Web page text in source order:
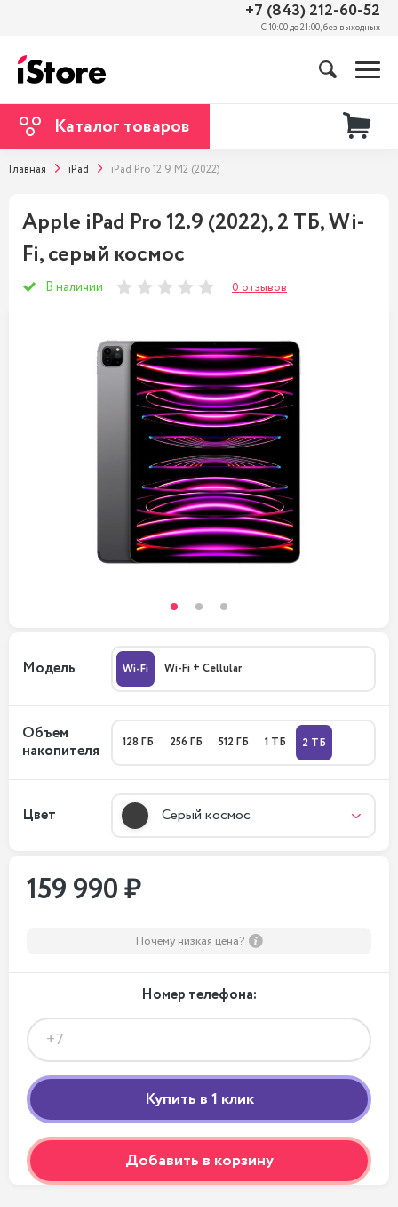
+7 (843) 212-60-52
С 10:00 до 21:00, без выходных
Каталог товаров
Главная iPad iPad Pro 12.9 M2 (2022)
Apple iPad Pro 12.9 (2022), 2 ТБ, Wi-
Fi, серый космос
В наличии 0 отзывов
Модель Wi-Fi Wi-Fi + Cellular
Объем
накопителя
128 ГБ 256 ГБ 512 ГБ 1 ТБ 2 ТБ
Цвет Серый космос
159 990 ₽
Почему низкая цена?
Номер телефона:
Добавить в корзину